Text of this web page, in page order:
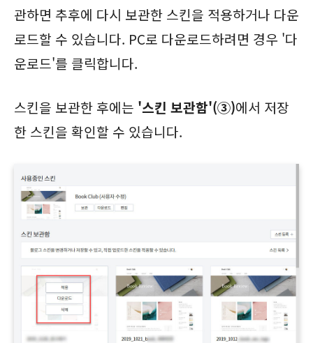
관하면 추후에 다시 보관한 스킨을 적용하거나 다운
로드할 수 있습니다. PC로 다운로드하려면 경우 '다
운로드'를 클릭합니다.
스킨을 보관한 후에는 '스킨 보관함'(③)에서 저장
한 스킨을 확인할 수 있습니다.